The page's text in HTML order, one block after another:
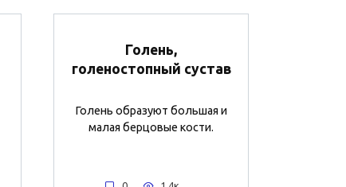
Голень,
голеностопный сустав
Голень образуют большая и
малая берцовые кости.